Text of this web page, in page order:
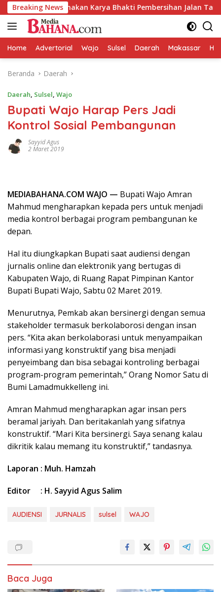
Langsung
ke
konten
Breaking News
Laksanakan Karya Bhakti Pembersihan Jalan Tani dan
Home Advertorial Wajo Sulsel Daerah Makassar
Beranda Daerah
Daerah, Sulsel, Wajo
Bupati Wajo Harap Pers Jadi
Kontrol Sosial Pembangunan
Sayyid Agus
2 Maret 2019
MEDIABAHANA.COM WAJO — Bupati Wajo Amran
Mahmud mengharapkan kepada pers untuk menjadi
media kontrol berbagai program pembangunan ke
depan.
Hal itu diungkapkan Bupati saat audiensi dengan
jurnalis online dan elektronik yang bertugas di
Kabupaten Wajo, di Ruang Rapat Pimpinan Kantor
Bupati Bupati Wajo, Sabtu 02 Maret 2019.
Menurutnya, Pemkab akan bersinergi dengan semua
stakeholder termasuk berkolaborosi dengan insan
pers. “Kita akan berkolaborasi untuk menyampaikan
informasi yang konstruktif yang bisa menjadi
penyeimbang dan bisa sebagai kontroling berbagai
program-program pemerintah,” Orang Nomor Satu di
Bumi Lamadmukkelleng ini.
Amran Mahmud mengharapkan agar insan pers
beramal jariyah. Dan beritakanlah yang sifatnya
konstruktif. “Mari Kita bersinergi. Saya senang kalau
dikritik kalau memang itu konstruktif,” tandasnya.
Laporan : Muh. Hamzah
Editor : H. Sayyid Agus Salim
AUDIENSI JURNALIS sulsel WAJO
Baca Juga